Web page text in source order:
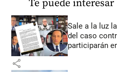
Te puede interesar
Sale a la luz
del caso
participarán
share